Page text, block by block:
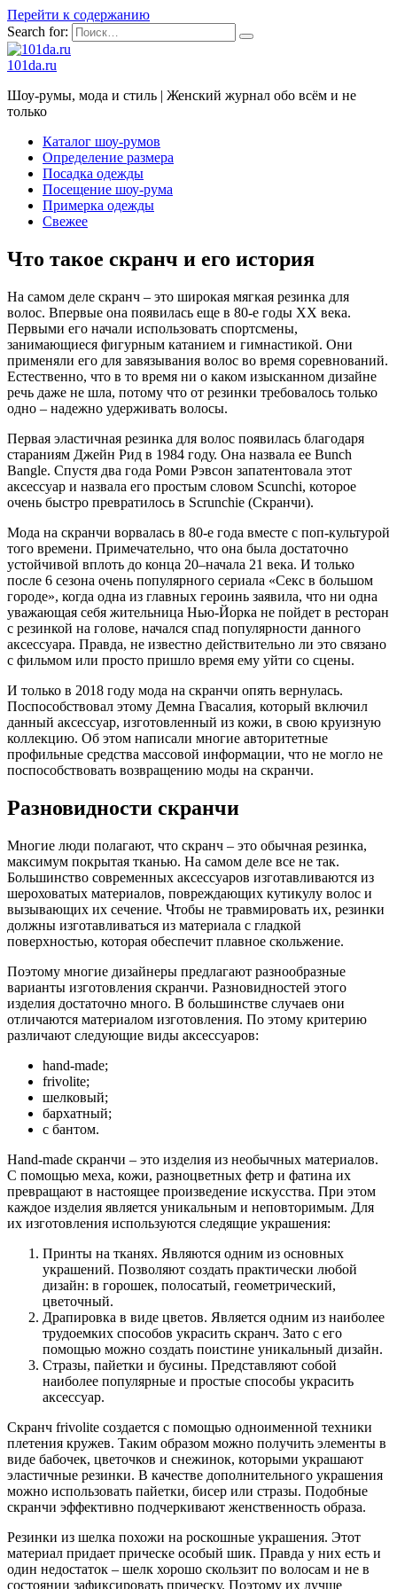
Перейти к содержанию
Search for:
101da.ru
Шоу-румы, мода и стиль | Женский журнал обо всём и не
только
Каталог шоу-румов
Определение размера
Посадка одежды
Посещение шоу-рума
Примерка одежды
Свежее
Что такое скранч и его история
На самом деле скранч – это широкая мягкая резинка для
волос. Впервые она появилась еще в 80-е годы ХХ века.
Первыми его начали использовать спортсмены,
занимающиеся фигурным катанием и гимнастикой. Они
применяли его для завязывания волос во время соревнований.
Естественно, что в то время ни о каком изысканном дизайне
речь даже не шла, потому что от резинки требовалось только
одно – надежно удерживать волосы.
Первая эластичная резинка для волос появилась благодаря
стараниям Джейн Рид в 1984 году. Она назвала ее Bunch
Bangle. Спустя два года Роми Рэвсон запатентовала этот
аксессуар и назвала его простым словом Scunchi, которое
очень быстро превратилось в Scrunchie (Скранчи).
Мода на скранчи ворвалась в 80-е года вместе с поп-культурой
того времени. Примечательно, что она была достаточно
устойчивой вплоть до конца 20–начала 21 века. И только
после 6 сезона очень популярного сериала «Секс в большом
городе», когда одна из главных героинь заявила, что ни одна
уважающая себя жительница Нью-Йорка не пойдет в ресторан
с резинкой на голове, начался спад популярности данного
аксессуара. Правда, не известно действительно ли это связано
с фильмом или просто пришло время ему уйти со сцены.
И только в 2018 году мода на скранчи опять вернулась.
Поспособствовал этому Демна Гвасалия, который включил
данный аксессуар, изготовленный из кожи, в свою круизную
коллекцию. Об этом написали многие авторитетные
профильные средства массовой информации, что не могло не
поспособствовать возвращению моды на скранчи.
Разновидности скранчи
Многие люди полагают, что скранч – это обычная резинка,
максимум покрытая тканью. На самом деле все не так.
Большинство современных аксессуаров изготавливаются из
шероховатых материалов, повреждающих кутикулу волос и
вызывающих их сечение. Чтобы не травмировать их, резинки
должны изготавливаться из материала с гладкой
поверхностью, которая обеспечит плавное скольжение.
Поэтому многие дизайнеры предлагают разнообразные
варианты изготовления скранчи. Разновидностей этого
изделия достаточно много. В большинстве случаев они
отличаются материалом изготовления. По этому критерию
различают следующие виды аксессуаров:
hand-made;
frivolite;
шелковый;
бархатный;
с бантом.
Hand-made скранчи – это изделия из необычных материалов.
С помощью меха, кожи, разноцветных фетр и фатина их
превращают в настоящее произведение искусства. При этом
каждое изделия является уникальным и неповторимым. Для
их изготовления используются следящие украшения:
Принты на тканях. Являются одним из основных
украшений. Позволяют создать практически любой
дизайн: в горошек, полосатый, геометрический,
цветочный.
Драпировка в виде цветов. Является одним из наиболее
трудоемких способов украсить скранч. Зато с его
помощью можно создать поистине уникальный дизайн.
Стразы, пайетки и бусины. Представляют собой
наиболее популярные и простые способы украсить
аксессуар.
Скранч frivolite создается с помощью одноименной техники
плетения кружев. Таким образом можно получить элементы в
виде бабочек, цветочков и снежинок, которыми украшают
эластичные резинки. В качестве дополнительного украшения
можно использовать пайетки, бисер или стразы. Подобные
скранчи эффективно подчеркивают женственность образа.
Резинки из шелка похожи на роскошные украшения. Этот
материал придает прическе особый шик. Правда у них есть и
один недостаток – шелк хорошо скользит по волосам и не в
состоянии зафиксировать прическу. Поэтому их лучше